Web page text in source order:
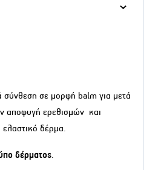
σύνθεση σε μορφή balm για μετά
αποφυγή ερεθισμών και
ελαστικό δέρμα.
δέρματος.